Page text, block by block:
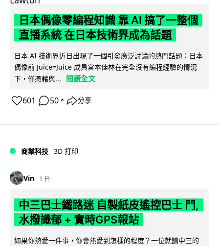
日本偶像零編程知識 靠 AI 搞了一整個
直播系統 在日本技術界成為話題
日本 AI 技術界近日出現了一個引發廣泛討論的熱門話題：日本
偶像前 Juice=Juice 成員宮本佳林在完全沒有編程經驗的情況
下，僅憑藉與...
閱讀全文
601 50 ↗ 分享
商業科技 3D 打印
Vin 1 日
中三巴士鐵路迷 自製紙皮遙控巴士 門,
水撥識郁 + 實時GPS報站
如果你熱愛一件事，你會熱愛到怎樣的程度？一位就讀中三的